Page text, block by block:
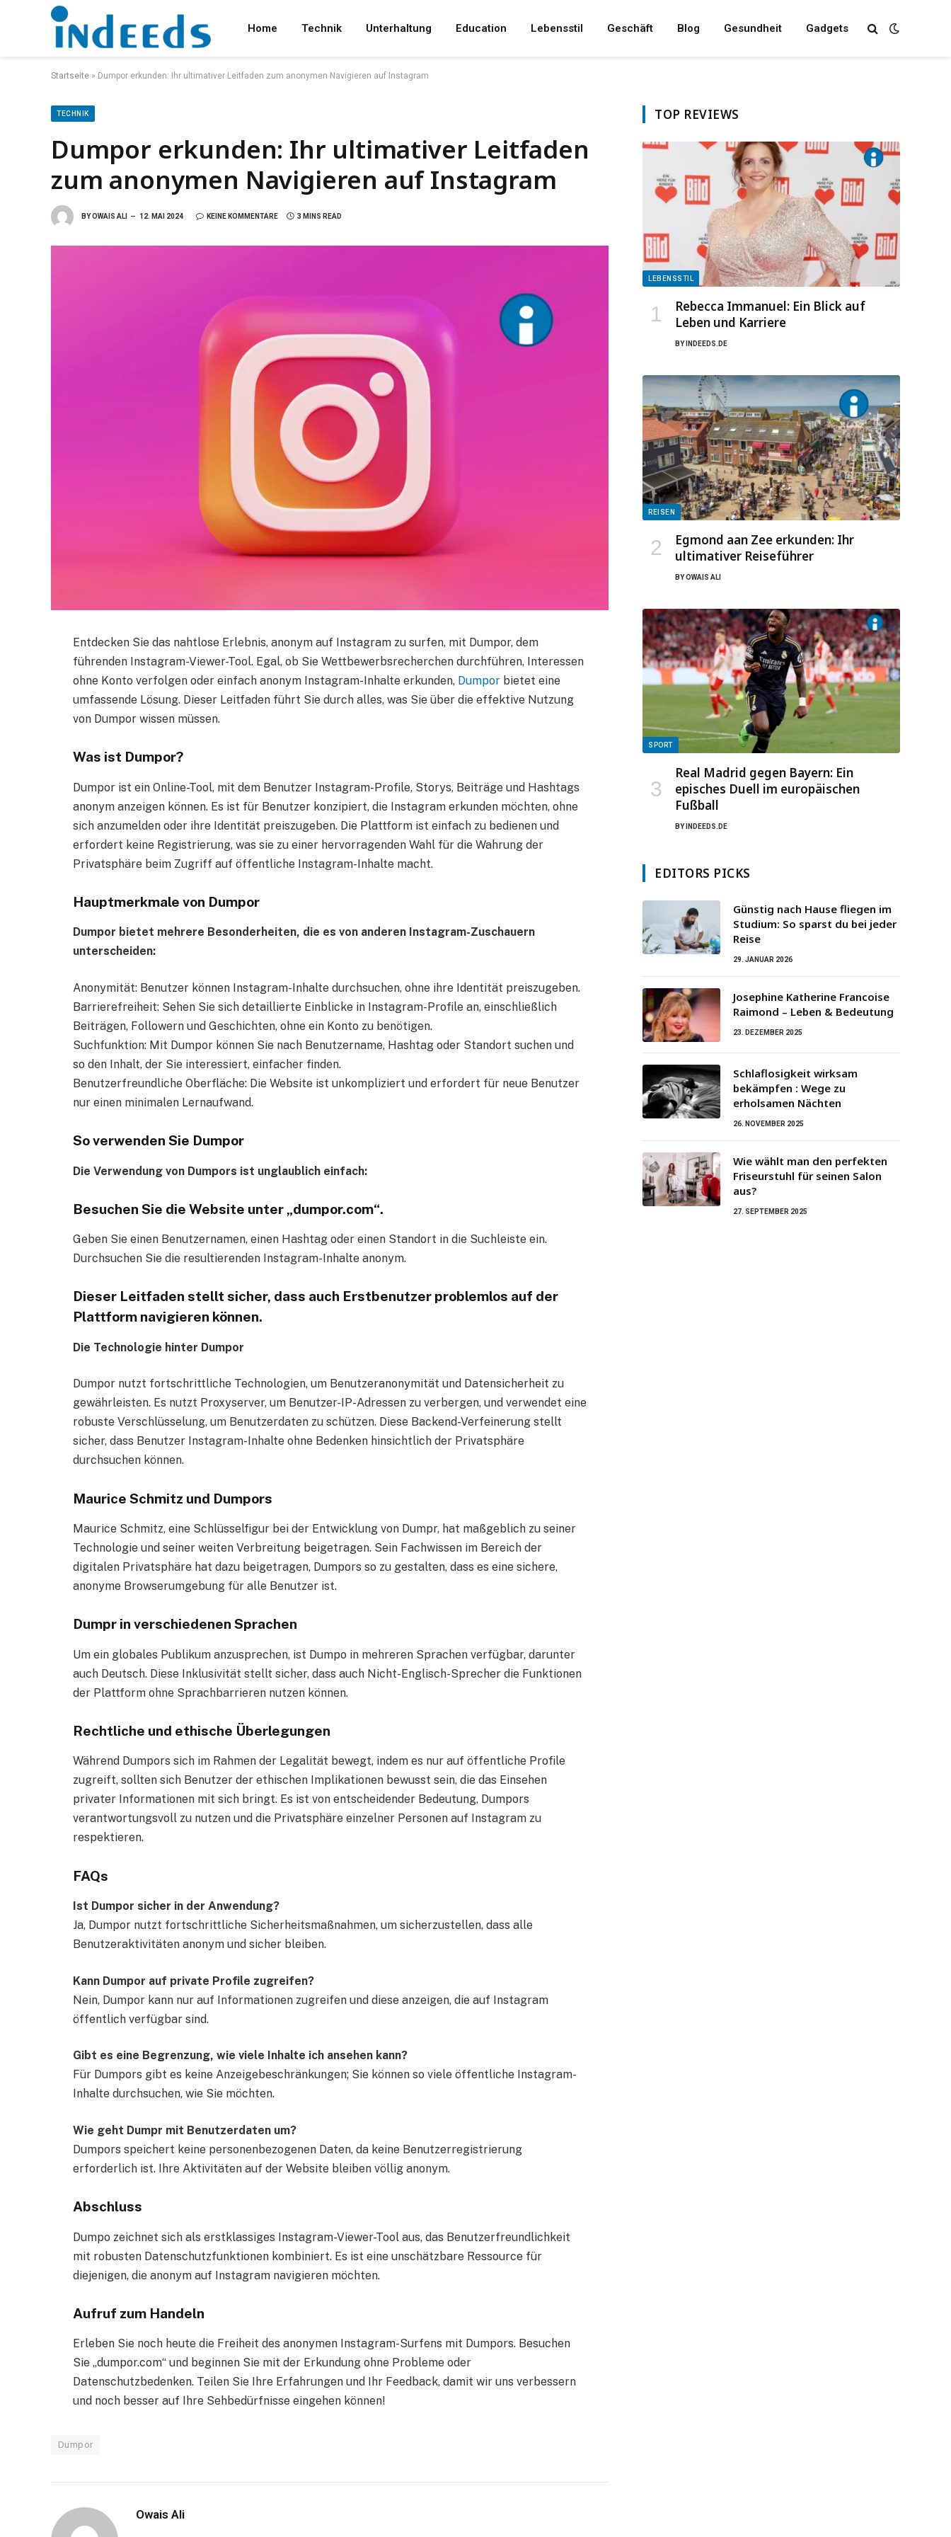
Home Technik Unterhaltung Education Lebensstil Geschäft Blog Gesundheit Gadgets
Startseite » Dumpor erkunden: Ihr ultimativer Leitfaden zum anonymen Navigieren auf Instagram
TECHNIK
Dumpor erkunden: Ihr ultimativer Leitfaden
zum anonymen Navigieren auf Instagram
BYOWAIS ALI 12. MAI 2024 KEINE KOMMENTARE 3 MINS READ
Entdecken Sie das nahtlose Erlebnis, anonym auf Instagram zu surfen, mit Dumpor, dem
führenden Instagram-Viewer-Tool. Egal, ob Sie Wettbewerbsrecherchen durchführen, Interessen
ohne Konto verfolgen oder einfach anonym Instagram-Inhalte erkunden, Dumpor bietet eine
umfassende Lösung. Dieser Leitfaden führt Sie durch alles, was Sie über die effektive Nutzung
von Dumpor wissen müssen.
Was ist Dumpor?
Dumpor ist ein Online-Tool, mit dem Benutzer Instagram-Profile, Storys, Beiträge und Hashtags
anonym anzeigen können. Es ist für Benutzer konzipiert, die Instagram erkunden möchten, ohne
sich anzumelden oder ihre Identität preiszugeben. Die Plattform ist einfach zu bedienen und
erfordert keine Registrierung, was sie zu einer hervorragenden Wahl für die Wahrung der
Privatsphäre beim Zugriff auf öffentliche Instagram-Inhalte macht.
Hauptmerkmale von Dumpor
Dumpor bietet mehrere Besonderheiten, die es von anderen Instagram-Zuschauern
unterscheiden:
Anonymität: Benutzer können Instagram-Inhalte durchsuchen, ohne ihre Identität preiszugeben.
Barrierefreiheit: Sehen Sie sich detaillierte Einblicke in Instagram-Profile an, einschließlich
Beiträgen, Followern und Geschichten, ohne ein Konto zu benötigen.
Suchfunktion: Mit Dumpor können Sie nach Benutzername, Hashtag oder Standort suchen und
so den Inhalt, der Sie interessiert, einfacher finden.
Benutzerfreundliche Oberfläche: Die Website ist unkompliziert und erfordert für neue Benutzer
nur einen minimalen Lernaufwand.
So verwenden Sie Dumpor
Die Verwendung von Dumpors ist unglaublich einfach:
Besuchen Sie die Website unter „dumpor.com“.
Geben Sie einen Benutzernamen, einen Hashtag oder einen Standort in die Suchleiste ein.
Durchsuchen Sie die resultierenden Instagram-Inhalte anonym.
Dieser Leitfaden stellt sicher, dass auch Erstbenutzer problemlos auf der
Plattform navigieren können.
Die Technologie hinter Dumpor
Dumpor nutzt fortschrittliche Technologien, um Benutzeranonymität und Datensicherheit zu
gewährleisten. Es nutzt Proxyserver, um Benutzer-IP-Adressen zu verbergen, und verwendet eine
robuste Verschlüsselung, um Benutzerdaten zu schützen. Diese Backend-Verfeinerung stellt
sicher, dass Benutzer Instagram-Inhalte ohne Bedenken hinsichtlich der Privatsphäre
durchsuchen können.
Maurice Schmitz und Dumpors
Maurice Schmitz, eine Schlüsselfigur bei der Entwicklung von Dumpr, hat maßgeblich zu seiner
Technologie und seiner weiten Verbreitung beigetragen. Sein Fachwissen im Bereich der
digitalen Privatsphäre hat dazu beigetragen, Dumpors so zu gestalten, dass es eine sichere,
anonyme Browserumgebung für alle Benutzer ist.
Dumpr in verschiedenen Sprachen
Um ein globales Publikum anzusprechen, ist Dumpo in mehreren Sprachen verfügbar, darunter
auch Deutsch. Diese Inklusivität stellt sicher, dass auch Nicht-Englisch-Sprecher die Funktionen
der Plattform ohne Sprachbarrieren nutzen können.
Rechtliche und ethische Überlegungen
Während Dumpors sich im Rahmen der Legalität bewegt, indem es nur auf öffentliche Profile
zugreift, sollten sich Benutzer der ethischen Implikationen bewusst sein, die das Einsehen
privater Informationen mit sich bringt. Es ist von entscheidender Bedeutung, Dumpors
verantwortungsvoll zu nutzen und die Privatsphäre einzelner Personen auf Instagram zu
respektieren.
FAQs
Ist Dumpor sicher in der Anwendung?
Ja, Dumpor nutzt fortschrittliche Sicherheitsmaßnahmen, um sicherzustellen, dass alle
Benutzeraktivitäten anonym und sicher bleiben.
Kann Dumpor auf private Profile zugreifen?
Nein, Dumpor kann nur auf Informationen zugreifen und diese anzeigen, die auf Instagram
öffentlich verfügbar sind.
Gibt es eine Begrenzung, wie viele Inhalte ich ansehen kann?
Für Dumpors gibt es keine Anzeigebeschränkungen; Sie können so viele öffentliche Instagram-
Inhalte durchsuchen, wie Sie möchten.
Wie geht Dumpr mit Benutzerdaten um?
Dumpors speichert keine personenbezogenen Daten, da keine Benutzerregistrierung
erforderlich ist. Ihre Aktivitäten auf der Website bleiben völlig anonym.
Abschluss
Dumpo zeichnet sich als erstklassiges Instagram-Viewer-Tool aus, das Benutzerfreundlichkeit
mit robusten Datenschutzfunktionen kombiniert. Es ist eine unschätzbare Ressource für
diejenigen, die anonym auf Instagram navigieren möchten.
Aufruf zum Handeln
Erleben Sie noch heute die Freiheit des anonymen Instagram-Surfens mit Dumpors. Besuchen
Sie „dumpor.com“ und beginnen Sie mit der Erkundung ohne Probleme oder
Datenschutzbedenken. Teilen Sie Ihre Erfahrungen und Ihr Feedback, damit wir uns verbessern
und noch besser auf Ihre Sehbedürfnisse eingehen können!
Dumpor
Owais Ali
TOP REVIEWS
LEBENSSTIL
Rebecca Immanuel: Ein Blick auf
Leben und Karriere
BY INDEEDS.DE
REISEN
Egmond aan Zee erkunden: Ihr
ultimativer Reiseführer
BYOWAIS ALI
SPORT
Real Madrid gegen Bayern: Ein
episches Duell im europäischen
Fußball
BY INDEEDS.DE
EDITORS PICKS
Günstig nach Hause fliegen im
Studium: So sparst du bei jeder
Reise
29. JANUAR 2026
Josephine Katherine Francoise
Raimond – Leben & Bedeutung
23. DEZEMBER 2025
Schlaflosigkeit wirksam
bekämpfen : Wege zu
erholsamen Nächten
26. NOVEMBER 2025
Wie wählt man den perfekten
Friseurstuhl für seinen Salon
aus?
27. SEPTEMBER 2025